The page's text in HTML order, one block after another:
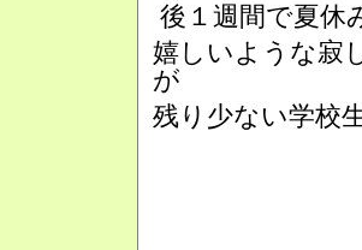
後１週間で夏休
嬉しいような寂
が
残り少ない学校